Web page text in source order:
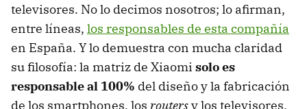
televisores. No lo decimos nosotros; lo afirman,
entre líneas, los responsables de esta compañía
en España. Y lo demuestra con mucha claridad
su filosofía: la matriz de Xiaomi solo es
responsable al 100% del diseño y la fabricación
de los smartphones, los routersy los televisores.